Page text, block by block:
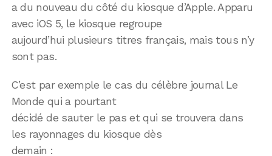
a du nouveau du côté du kiosque d’Apple. Apparu
avec iOS 5, le kiosque regroupe
aujourd’hui plusieurs titres français, mais tous n’y
sont pas.
C’est par exemple le cas du célèbre journal Le
Monde qui a pourtant
décidé de sauter le pas et qui se trouvera dans
les rayonnages du kiosque dès
demain :